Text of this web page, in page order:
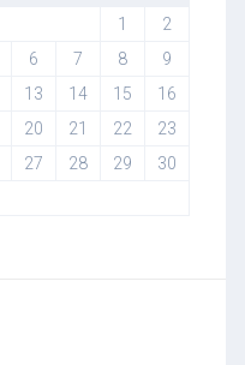
1
2
6 7 8
9
13 14 15
16
20 21 22
23
27 28 29
30